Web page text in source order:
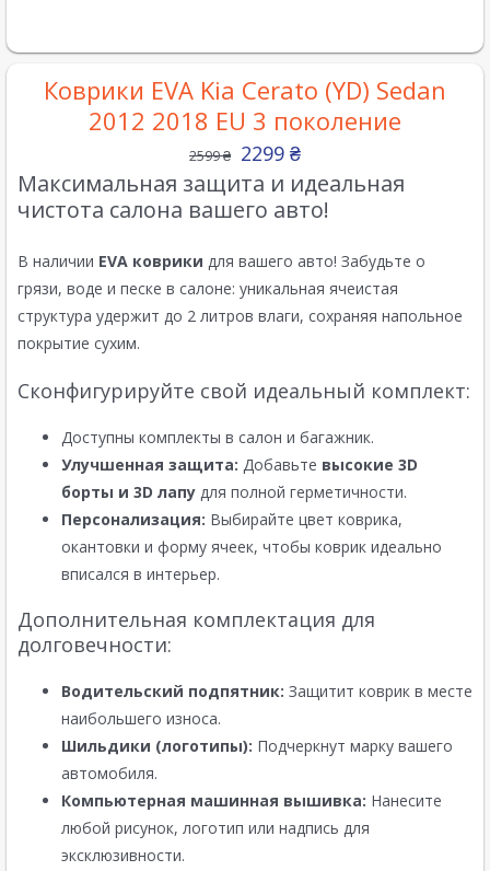
Коврики EVA Kia Cerato (YD) Sedan
2012 2018 EU 3 поколение
2599₴ 2299 ₴
Максимальная защита и идеальная
чистота салона вашего авто!
В наличии EVA коврики для вашего авто! Забудьте о
грязи, воде и песке в салоне: уникальная ячеистая
структура удержит до 2 литров влаги, сохраняя напольное
покрытие сухим.
Сконфигурируйте свой идеальный комплект:
Доступны комплекты в салон и багажник.
Улучшенная защита: Добавьте высокие 3D
борты и 3D лапу для полной герметичности.
Персонализация: Выбирайте цвет коврика,
окантовки и форму ячеек, чтобы коврик идеально
вписался в интерьер.
Дополнительная комплектация для
долговечности:
Водительский подпятник: Защитит коврик в месте
наибольшего износа.
Шильдики (логотипы): Подчеркнут марку вашего
автомобиля.
Компьютерная машинная вышивка: Нанесите
любой рисунок, логотип или надпись для
эксклюзивности.